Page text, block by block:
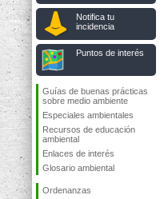
Notifica tu
incidencia
Puntos de interés
Guías de buenas prácticas
sobre medio ambiente
Especiales ambientales
Recursos de educación
ambiental
Enlaces de interés
Glosario ambiental
Ordenanzas